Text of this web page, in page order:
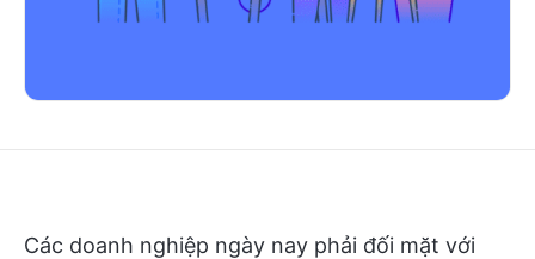
Các doanh nghiệp ngày nay phải đối mặt với